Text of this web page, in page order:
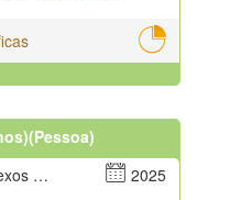
Estrutura de grupo sexual,Sexos masculino e feminino
2025